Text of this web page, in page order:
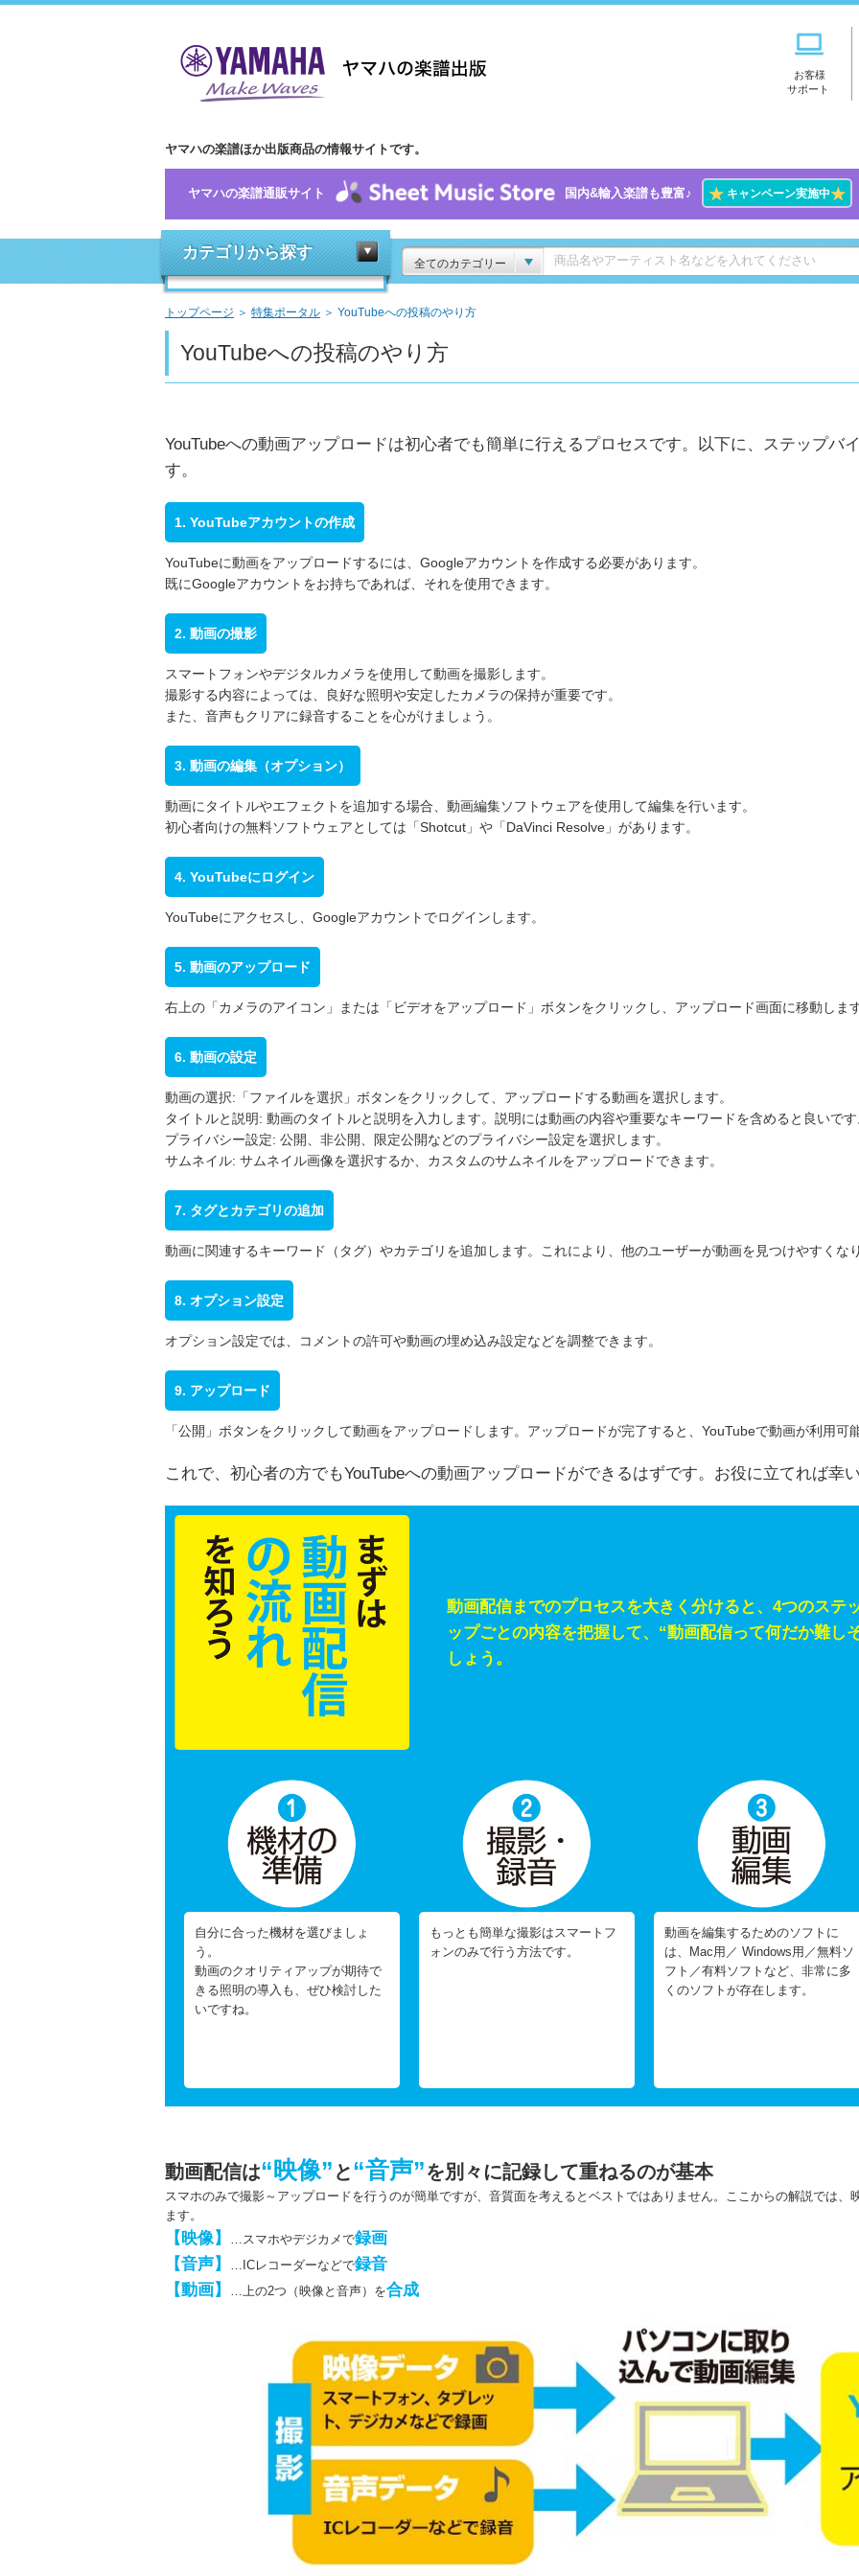
お客様
サポート
ヤマハの楽譜ほか出版商品の情報サイトです。
ヤマハの楽譜通販サイト 国内&輸入楽譜も豊富♪ ★キャンペーン実施中★
カテゴリから探す
全てのカテゴリー
トップページ ＞ 特集ポータル ＞ YouTubeへの投稿のやり方
YouTubeへの投稿のやり方
YouTubeへの動画アップロードは初心者でも簡単に行えるプロセスです。以下に、ステップバ
す。
1. YouTubeアカウントの作成
YouTubeに動画をアップロードするには、Googleアカウントを作成する必要があります。
既にGoogleアカウントをお持ちであれば、それを使用できます。
2. 動画の撮影
スマートフォンやデジタルカメラを使用して動画を撮影します。
撮影する内容によっては、良好な照明や安定したカメラの保持が重要です。
また、音声もクリアに録音することを心がけましょう。
3. 動画の編集（オプション）
動画にタイトルやエフェクトを追加する場合、動画編集ソフトウェアを使用して編集を行います。
初心者向けの無料ソフトウェアとしては「Shotcut」や「DaVinci Resolve」があります。
4. YouTubeにログイン
YouTubeにアクセスし、Googleアカウントでログインします。
5. 動画のアップロード
右上の「カメラのアイコン」または「ビデオをアップロード」ボタンをクリックし、アップロード画面に移動します
6. 動画の設定
動画の選択:「ファイルを選択」ボタンをクリックして、アップロードする動画を選択します。
タイトルと説明: 動画のタイトルと説明を入力します。説明には動画の内容や重要なキーワードを含めると良いです
プライバシー設定: 公開、非公開、限定公開などのプライバシー設定を選択します。
サムネイル: サムネイル画像を選択するか、カスタムのサムネイルをアップロードできます。
7. タグとカテゴリの追加
動画に関連するキーワード（タグ）やカテゴリを追加します。これにより、他のユーザーが動画を見つけやすくなり
8. オプション設定
オプション設定では、コメントの許可や動画の埋め込み設定などを調整できます。
9. アップロード
「公開」ボタンをクリックして動画をアップロードします。アップロードが完了すると、YouTubeで動画が利用可
これで、初心者の方でもYouTubeへの動画アップロードができるはずです。お役に立てれば幸い
動画配信までのプロセスを大きく分けると、4つのステ
ップごとの内容を把握して、“動画配信って何だか難し
しょう。
自分に合った機材を選びましょ
う。
動画のクオリティアップが期待で
きる照明の導入も、ぜひ検討した
いですね。
もっとも簡単な撮影はスマートフ
ォンのみで行う方法です。
動画を編集するためのソフトに
は、Mac用／ Windows用／無料ソ
フト／有料ソフトなど、非常に多
くのソフトが存在します。
動画配信は“映像” と“音声”を別々に記録して重ねるのが基本
スマホのみで撮影～アップロードを行うのが簡単ですが、音質面を考えるとベストではありません。ここからの解説では、
ます。
【映像】 …スマホやデジカメで録画
【音声】
…ICレコーダーなどで録音
【動画】
…上の2つ（映像と音声）を合成